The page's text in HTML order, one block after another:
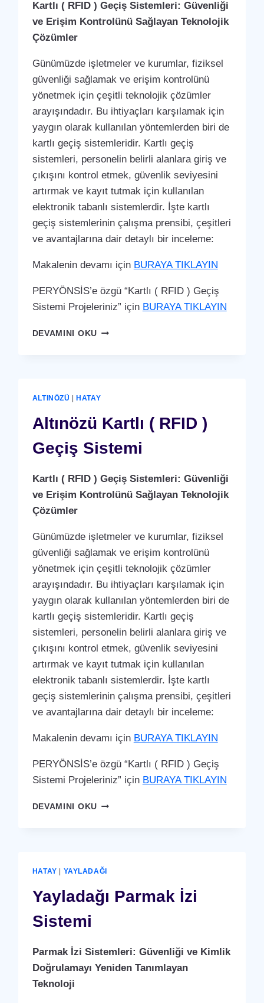
Kartlı ( RFID ) Geçiş Sistemleri: Güvenliği
ve Erişim Kontrolünü Sağlayan Teknolojik
Çözümler
Günümüzde işletmeler ve kurumlar, fiziksel
güvenliği sağlamak ve erişim kontrolünü
yönetmek için çeşitli teknolojik çözümler
arayışındadır. Bu ihtiyaçları karşılamak için
yaygın olarak kullanılan yöntemlerden biri de
kartlı geçiş sistemleridir. Kartlı geçiş
sistemleri, personelin belirli alanlara giriş ve
çıkışını kontrol etmek, güvenlik seviyesini
artırmak ve kayıt tutmak için kullanılan
elektronik tabanlı sistemlerdir. İşte kartlı
geçiş sistemlerinin çalışma prensibi, çeşitleri
ve avantajlarına dair detaylı bir inceleme:
Makalenin devamı için BURAYA TIKLAYIN
PERYÖNSİS’e özgü “Kartlı ( RFID ) Geçiş
Sistemi Projeleriniz” için BURAYA TIKLAYIN
DEVAMINI OKUARSUZ
ALTINÖZÜ HATAY
Altınözü Kartlı ( RFID )
Geçiş Sistemi
Kartlı ( RFID ) Geçiş Sistemleri: Güvenliği
ve Erişim Kontrolünü Sağlayan Teknolojik
Çözümler
Günümüzde işletmeler ve kurumlar, fiziksel
güvenliği sağlamak ve erişim kontrolünü
yönetmek için çeşitli teknolojik çözümler
arayışındadır. Bu ihtiyaçları karşılamak için
yaygın olarak kullanılan yöntemlerden biri de
kartlı geçiş sistemleridir. Kartlı geçiş
sistemleri, personelin belirli alanlara giriş ve
çıkışını kontrol etmek, güvenlik seviyesini
artırmak ve kayıt tutmak için kullanılan
elektronik tabanlı sistemlerdir. İşte kartlı
geçiş sistemlerinin çalışma prensibi, çeşitleri
ve avantajlarına dair detaylı bir inceleme:
Makalenin devamı için BURAYA TIKLAYIN
PERYÖNSİS’e özgü “Kartlı ( RFID ) Geçiş
Sistemi Projeleriniz” için BURAYA TIKLAYIN
DEVAMINI OKUALTINÖZÜ
GEÇIŞ
HATAY YAYLADAĞI
Yayladağı Parmak İzi
Sistemi
Parmak İzi Sistemleri: Güvenliği ve Kimlik
Doğrulamayı Yeniden Tanımlayan
Teknoloji